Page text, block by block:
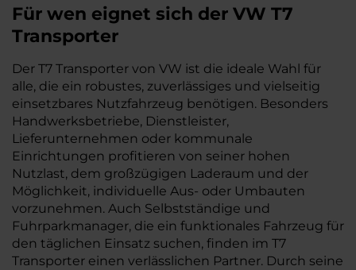
Für wen eignet sich der VW T7
Transporter
Der T7 Transporter von VW ist die ideale Wahl für
alle, die ein robustes, zuverlässiges und vielseitig
einsetzbares Nutzfahrzeug benötigen. Besonders
Handwerksbetriebe, Dienstleister,
Lieferunternehmen oder kommunale
Einrichtungen profitieren von seiner hohen
Nutzlast, dem großzügigen Laderaum und der
Möglichkeit, individuelle Aus- oder Umbauten
vorzunehmen. Auch Selbstständige und
Fuhrparkmanager, die ein funktionales Fahrzeug für
den täglichen Einsatz suchen, finden im T7
Transporter einen verlässlichen Partner. Durch seine